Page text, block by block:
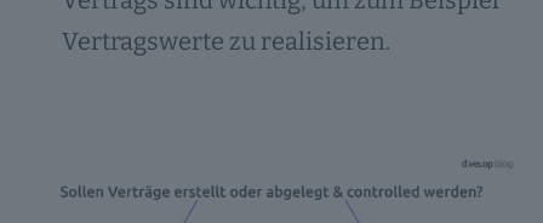
Vertragswerte zu realisieren.